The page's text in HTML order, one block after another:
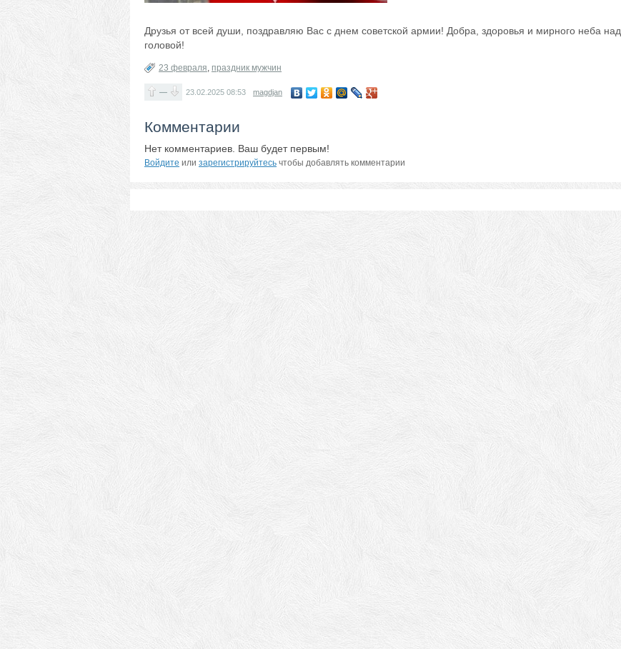
Друзья от всей души, поздравляю Вас с днем советской армии! Добра, здоровья и мирного неба над
головой!
23 февраля, праздник мужчин
— 23.02.2025 08:53 magdjan
Комментарии
Нет комментариев. Ваш будет первым!
Войдите или зарегистрируйтесь чтобы добавлять комментарии